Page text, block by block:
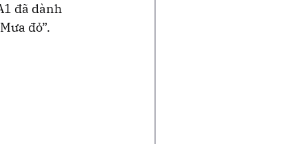
đã dành
đỏ”.